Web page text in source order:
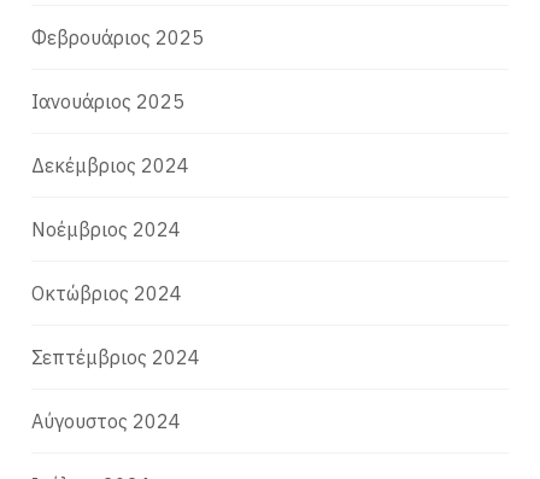
Φεβρουάριος 2025
Ιανουάριος 2025
Δεκέμβριος 2024
Νοέμβριος 2024
Οκτώβριος 2024
Σεπτέμβριος 2024
Αύγουστος 2024